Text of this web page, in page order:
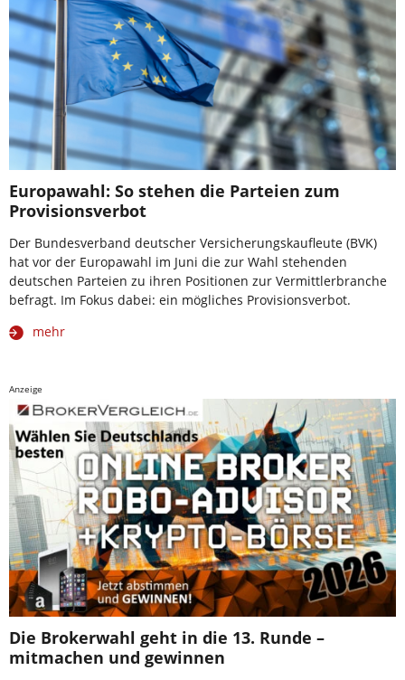
Europawahl: So stehen die Parteien zum
Provisionsverbot
Der Bundesverband deutscher Versicherungskaufleute (BVK)
hat vor der Europawahl im Juni die zur Wahl stehenden
deutschen Parteien zu ihren Positionen zur Vermittlerbranche
befragt. Im Fokus dabei: ein mögliches Provisionsverbot.
mehr
Anzeige
Die Brokerwahl geht in die 13. Runde –
mitmachen und gewinnen